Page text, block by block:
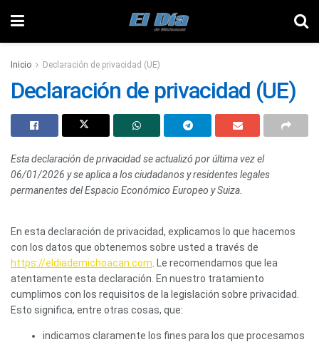
Inicio Declaración de privacidad (UE)
Declaración de privacidad (UE)
Esta declaración de privacidad se actualizó por última vez el
06/01/2026 y se aplica a los ciudadanos y residentes legales
permanentes del Espacio Económico Europeo y Suiza.
En esta declaración de privacidad, explicamos lo que hacemos
con los datos que obtenemos sobre usted a través de
https://eldiademichoacan.com . Le recomendamos que lea
atentamente esta declaración. En nuestro tratamiento
cumplimos con los requisitos de la legislación sobre privacidad.
Esto significa, entre otras cosas, que:
indicamos claramente los fines para los que procesamos